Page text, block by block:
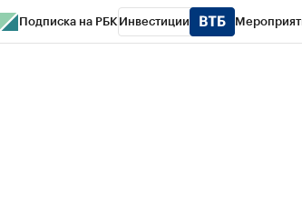
Подписка на РБК Инвестиции